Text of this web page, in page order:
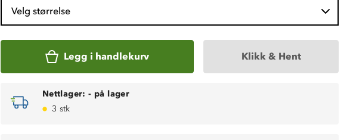
Velg størrelse
Legg i handlekurv Klikk & Hent
Nettlager: - på lager
3 stk